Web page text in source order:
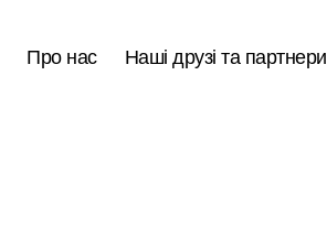
Про нас Наші друзі та партнери